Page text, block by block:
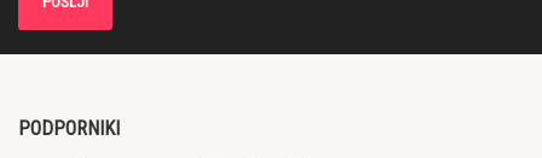
PODPORNIKI